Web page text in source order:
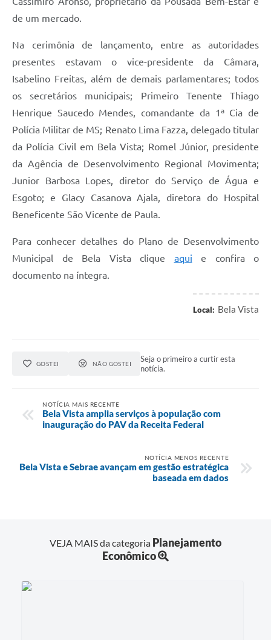
de um mercado.
Na cerimônia de lançamento, entre as autoridades
presentes estavam o vice-presidente da Câmara,
Isabelino Freitas, além de demais parlamentares; todos
os secretários municipais; Primeiro Tenente Thiago
Henrique Saucedo Mendes, comandante da 1ª Cia de
Polícia Militar de MS; Renato Lima Fazza, delegado titular
da Polícia Civil em Bela Vista; Romel Júnior, presidente
da Agência de Desenvolvimento Regional Movimenta;
Junior Barbosa Lopes, diretor do Serviço de Água e
Esgoto; e Glacy Casanova Ajala, diretora do Hospital
Beneficente São Vicente de Paula.
Para conhecer detalhes do Plano de Desenvolvimento
Municipal de Bela Vista clique aqui e confira o
documento na íntegra.
Local: Bela Vista
GOSTEI NÃO GOSTEI
Seja o primeiro a curtir esta
notícia.
NOTÍCIA MAIS RECENTE
Bela Vista amplia serviços à população com
inauguração do PAV da Receita Federal
NOTÍCIA MENOS RECENTE
Bela Vista e Sebrae avançam em gestão estratégica
baseada em dados
VEJA MAIS da categoria Planejamento
Econômico